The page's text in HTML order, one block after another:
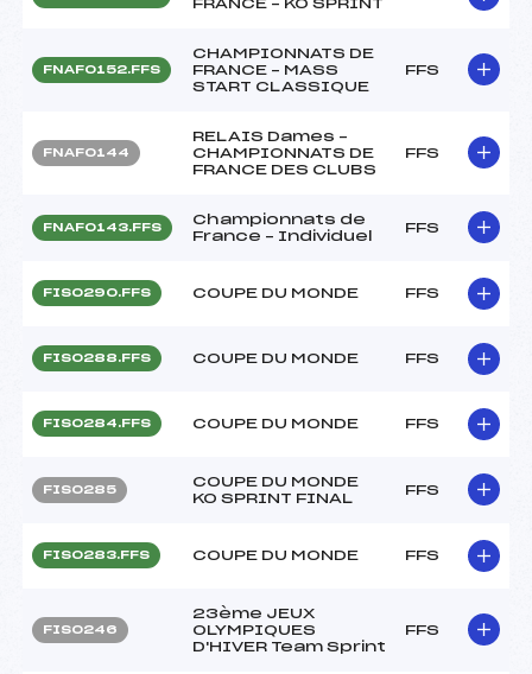
FRANCE – KO SPRINT
FNAF0152.FFS
CHAMPIONNATS DE
FRANCE – MASS
START CLASSIQUE
FFS
FNAF0144
RELAIS Dames –
CHAMPIONNATS DE
FRANCE DES CLUBS
FFS
FNAF0143.FFS
Championnats de
France – Individuel
FFS
FIS0290.FFS COUPE DU MONDE FFS
FIS0288.FFS COUPE DU MONDE FFS
FIS0284.FFS COUPE DU MONDE FFS
FIS0285
COUPE DU MONDE
KO SPRINT FINAL
FFS
FIS0283.FFS COUPE DU MONDE FFS
FIS0246
23ème JEUX
OLYMPIQUES
D'HIVER Team Sprint
FFS